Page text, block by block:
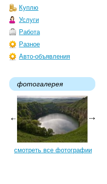
Куплю
Услуги
Работа
Разное
Авто-объявления
фотогалерея
смотреть все фотографии